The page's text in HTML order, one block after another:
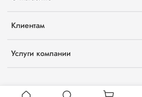
Клиентам
Услуги компании